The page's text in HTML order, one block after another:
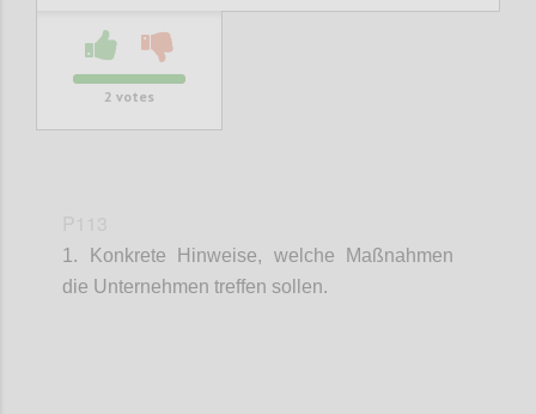
2 votes
1. Konkrete Hinweise, welche Maßnahmen
die Unternehmen treffen sollen.